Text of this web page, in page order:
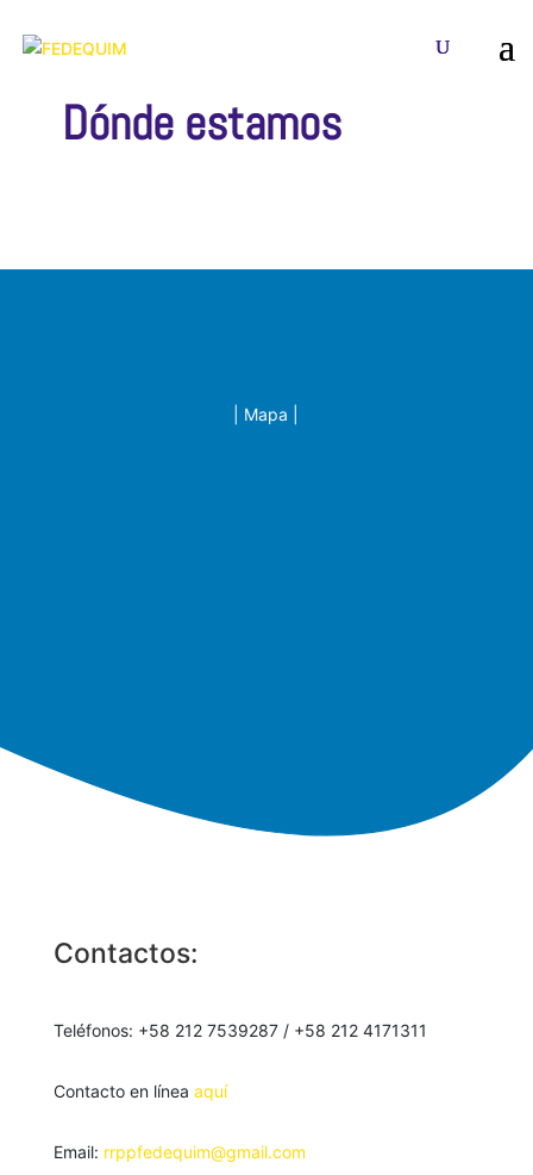
Dónde estamos
| Mapa |
Contactos:
Teléfonos: +58 212 7539287 / +58 212 4171311
Contacto en línea aquí
Email: rrppfedequim@gmail.com